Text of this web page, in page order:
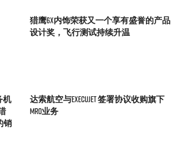
猎鹰6X内饰荣获又一个享有盛誉的产品
设计奖，飞行测试持续升温
机
销
达索航空与ExecuJet 签署协议收购旗下
MRO业务